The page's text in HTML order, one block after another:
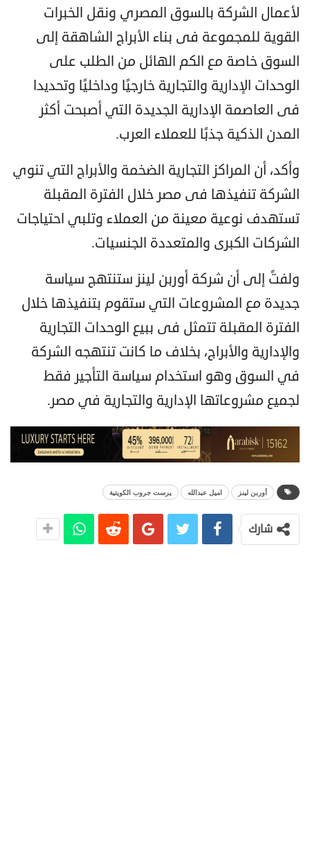
لأعمال الشركة بالسوق المصري ونقل الخبرات
القوية للمجموعة فى بناء الأبراج الشاهقة إلى
السوق خاصة مع الكم الهائل من الطلب على
الوحدات الإدارية والتجارية خارجيًا وداخليًا وتحديدا
فى العاصمة الإدارية الجديدة التي أصبحت أكثر
المدن الذكية جذبًا للعملاء العرب.
وأكد، أن المراكز التجارية الضخمة والأبراج التي تنوي
الشركة تنفيذها فى مصر خلال الفترة المقبلة
تستهدف نوعية معينة من العملاء وتلبي احتياجات
الشركات الكبرى والمتعددة الجنسيات.
ولفتً إلى أن شركة أوربن لينز ستنتهج سياسة
جديدة مع المشروعات التي ستقوم بتنفيذها خلال
الفترة المقبلة تتمثل فى ببيع الوحدات التجارية
والإدارية والأبراج، بخلاف ما كانت تنتهجه الشركة
في السوق وهو استخدام سياسة التأجير فقط
لجميع مشروعاتها الإدارية والتجارية في مصر.
أوربن لينز اميل عبدالله يرست جروب الكويتية
شارك